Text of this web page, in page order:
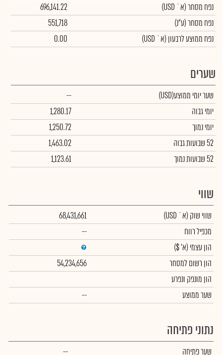
נפח מסחר(א` USD)
696,141.22
נפח מסחר(ע"נ)
551,718
נפח ממוצע לרבעון (א` USD)
0.00
שערים
שער יומי ממוצע(USD)
--
יומי גבוה
1,280.17
יומי נמוך
1,250.72
52 שבועות גבוה
1,463.02
52 שבועות נמוך
1,123.61
שווי
שווי שוק (א` USD)
68,431,661
מכפיל רווח
--
הון עצמי (א' $)
הון רשום למסחר
54,234,656
הון מונפק ונפרע
שער ממוצע
--
נתוני פתיחה
שער פתיחה --